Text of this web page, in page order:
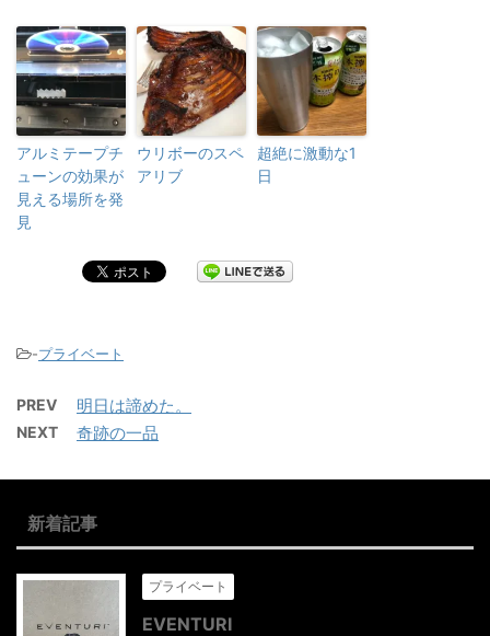
アルミテープチ
ューンの効果が
見える場所を発
見
ウリボーのスペ
アリブ
超絶に激動な1
日
-プライベート
PREV 明日は諦めた。
NEXT 奇跡の一品
新着記事
プライベート
EVENTURI